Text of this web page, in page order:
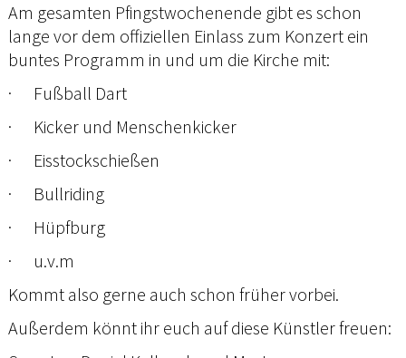
Am gesamten Pfingstwochenende gibt es schon
lange vor dem offiziellen Einlass zum Konzert ein
buntes Programm in und um die Kirche mit:
· Fußball Dart
· Kicker und Menschenkicker
· Eisstockschießen
· Bullriding
· Hüpfburg
· u.v.m
Kommt also gerne auch schon früher vorbei.
Außerdem könnt ihr euch auf diese Künstler freuen: